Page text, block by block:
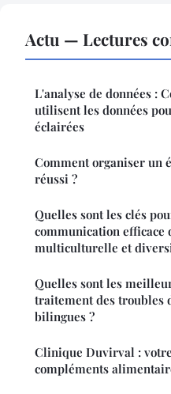
Actu — Lectures
L'analyse de données :
utilisent les données
éclairées
Comment organiser un
réussi ?
Quelles sont les clés
communication efficace
multiculturelle et
Quelles sont les
traitement des troubles
bilingues ?
Clinique Duvirval :
compléments